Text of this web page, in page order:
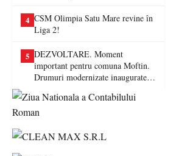
4 CSM Olimpia Satu Mare revine în
Liga 2!
5 DEZVOLTARE. Moment
important pentru comuna Moftin.
Drumuri modernizate inaugurate în